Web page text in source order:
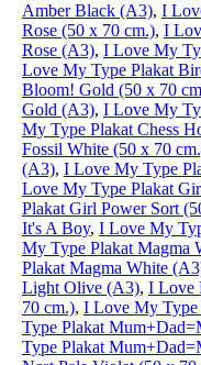
Amber Black (A3), I
Rose (50 x 70 cm.), I
Rose (A3), I Love My
Love My Type Plakat
Bloom! Gold (50 x 70
Gold (A3), I Love My
My Type Plakat Chess
Fossil White (50 x 70
(A3), I Love My Type
Love My Type Plakat
Plakat Girl Power Sort
It's A Boy, I Love My
My Type Plakat Magma
Plakat Magma White
Light Olive (A3), I Love
70 cm.), I Love My
Type Plakat
Type Plakat